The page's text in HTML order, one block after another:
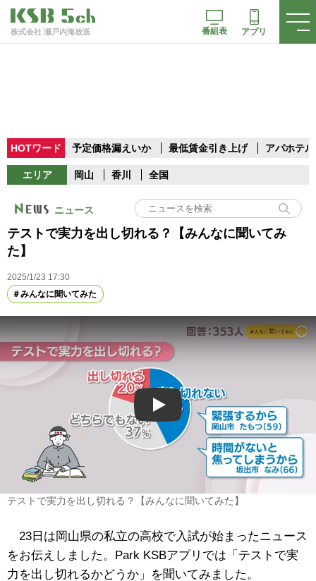
株式会社 瀬戸内海放送 番組表 アプリ
HOTワード 予定価格漏えいか 最低賃金引き上げ アパホテル
エリア 岡山 香川 全国
ニュース
テストで実力を出し切れる？【みんなに聞いてみ
た】
2025/1/23 17:30
みんなに聞いてみた
Play
テストで実力を出し切れる？【みんなに聞いてみた】
23日は岡山県の私立の高校で入試が始まったニュース
をお伝えしました。Park KSBアプリでは「テストで実
力を出し切れるかどうか」を聞いてみました。